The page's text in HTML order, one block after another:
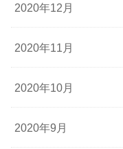
2020年12月
2020年11月
2020年10月
2020年9月